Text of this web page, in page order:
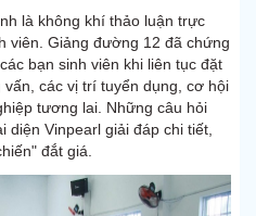
là không khí thảo luận trực
viên. Giảng đường 12 đã chứng
bạn sinh viên khi liên tục đặt
các vị trí tuyển dụng, cơ hội
tương lai. Những câu hỏi
Vinpearl giải đáp chi tiết,
đắt giá.